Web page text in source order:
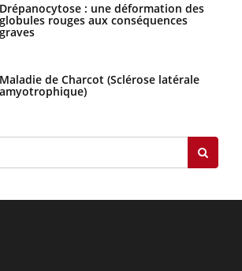
Drépanocytose : une déformation des
globules rouges aux conséquences
graves
Maladie de Charcot (Sclérose latérale
amyotrophique)